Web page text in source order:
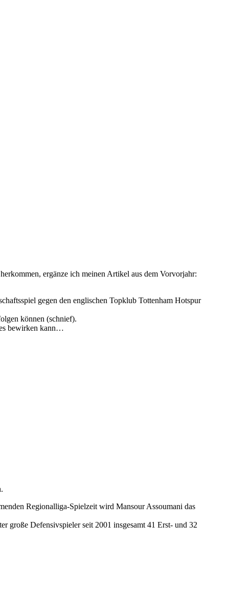
ergänze ich meinen Artikel aus dem Vorvorjahr:
gegen den englischen Topklub Tottenham Hotspur
können (schnief).
bewirken kann…
Regionalliga-Spielzeit wird Mansour Assoumani das
große Defensivspieler seit 2001 insgesamt 41 Erst- und 32